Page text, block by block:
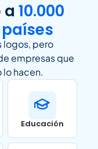
a 10.000
países
logos, pero
empresas que
lo hacen.
Educación